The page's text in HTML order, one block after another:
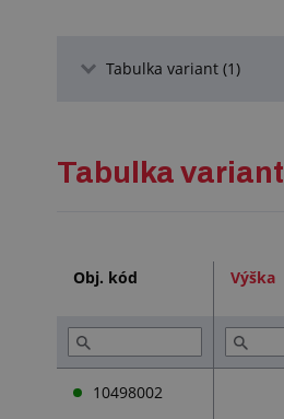
Tabulka variant (1)
Tabulka variant
Obj. kód Výška
10498002